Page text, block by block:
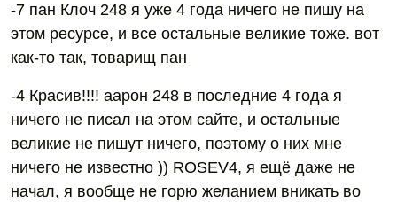
-7 пан Клоч 248 я уже 4 года ничего не пишу на
этом ресурсе, и все остальные великие тоже. вот
как-то так, товарищ пан
-4 Красив!!!! аарон 248 в последние 4 года я
ничего не писал на этом сайте, и остальные
великие не пишут ничего, поэтому о них мне
ничего не известно )) ROSЕV4, я ещё даже не
начал, я вообще не горю желанием вникать во